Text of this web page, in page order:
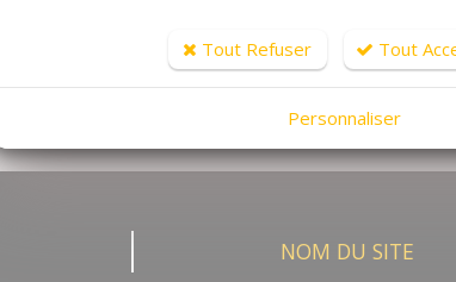
NOM DU SITE
Tout Refuser Tout
Personnaliser